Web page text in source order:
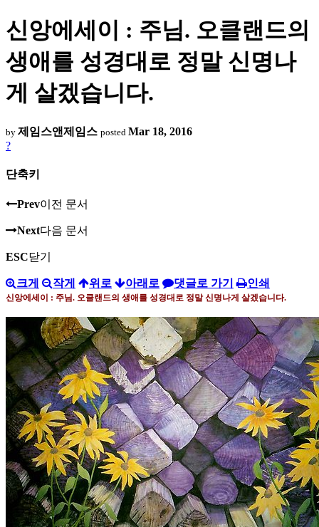
신앙에세이 : 주님. 오클랜드의
생애를 성경대로 정말 신명나
게 살겠습니다.
by 제임스앤제임스 posted Mar 18, 2016
?
단축키
Prev이전 문서
Next다음 문서
ESC닫기
크게 작게 위로 아래로 댓글로 가기 인쇄
신앙에세이 : 주님. 오클랜드의 생애를 성경대로 정말 신명나게 살겠습니다.